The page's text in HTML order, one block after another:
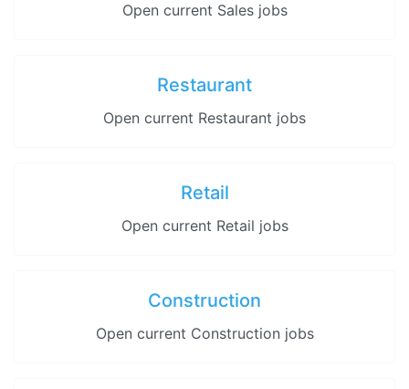
Open current Sales jobs
Restaurant
Open current Restaurant jobs
Retail
Open current Retail jobs
Construction
Open current Construction jobs